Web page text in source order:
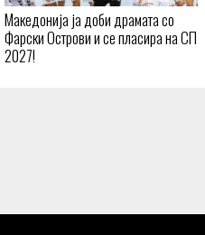
Македонија ја доби драмата со
Фарски Острови и се пласира на СП
2027!